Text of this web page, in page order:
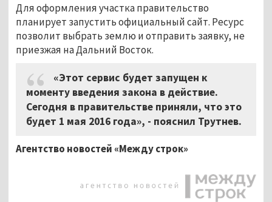
Для оформления участка правительство
планирует запустить официальный сайт. Ресурс
позволит выбрать землю и отправить заявку, не
приезжая на Дальний Восток.
«Этот сервис будет запущен к
моменту введения закона в действие.
Сегодня в правительстве приняли, что это
будет 1 мая 2016 года», - пояснил Трутнев.
Агентство новостей «Между строк»